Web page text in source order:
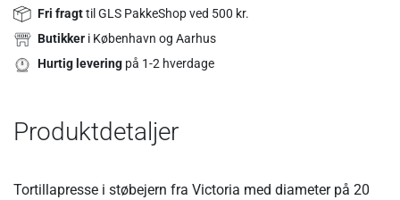
Fri fragttil GLS PakkeShop ved 500 kr.
Butikker i København og Aarhus
Hurtig levering på 1-2 hverdage
Produktdetaljer
Tortillapresse i støbejern fra Victoria med diameter på 20